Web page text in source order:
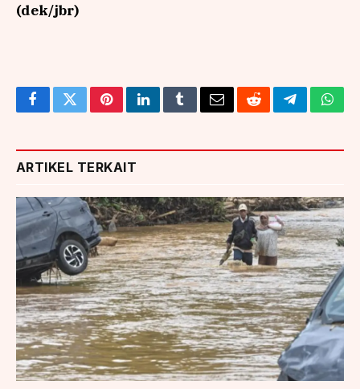
(dek/jbr)
FacebookTwitterPinterestLinkedInTumblrEmailRedditTelegram
ARTIKEL TERKAIT